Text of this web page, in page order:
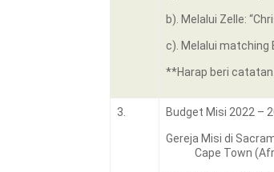
b). Melalui Zelle:
c). Melalui matching
**Harap beri catatan
3. Budget Misi 2022 –
Gereja Misi di
Cape